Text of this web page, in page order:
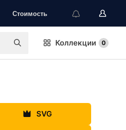
Стоимость
Коллекции 0
SVG